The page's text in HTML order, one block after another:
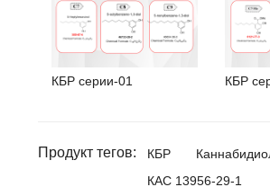
КБР серии-01 КБР
Продукт тегов: КБР
КАС 13956-29-1